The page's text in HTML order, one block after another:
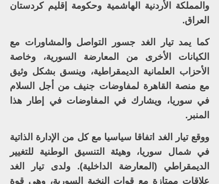
والمملكة الأردنية الهاشمية وحكومة إقليم كردستان
العراق.
كما يمد تيار الغد جسور التواصل والمشاورات مع
الكيانات الأخرى من المعارضة السورية، وخاصة
الأحزاب العلمانية الديمقراطية، وينسق بشكل وثيق
مع منصة القاهرة لمفاوضات جنيف من أجل السلام
في سوريا، ويشارك في المفاوضات في إطار هذا
المنبر.
ووقع تيار الغد اتفاقا سياسيا مع كل من الإدارة الذاتية
في شمال سوريا، وهيئة التنسيق الوطنية للتغيير
الديمقراطي (المعارضة الداخلية). ولدى تيار الغد
علاقات ممتازة مع قوات النخبة السورية، وهي قوة